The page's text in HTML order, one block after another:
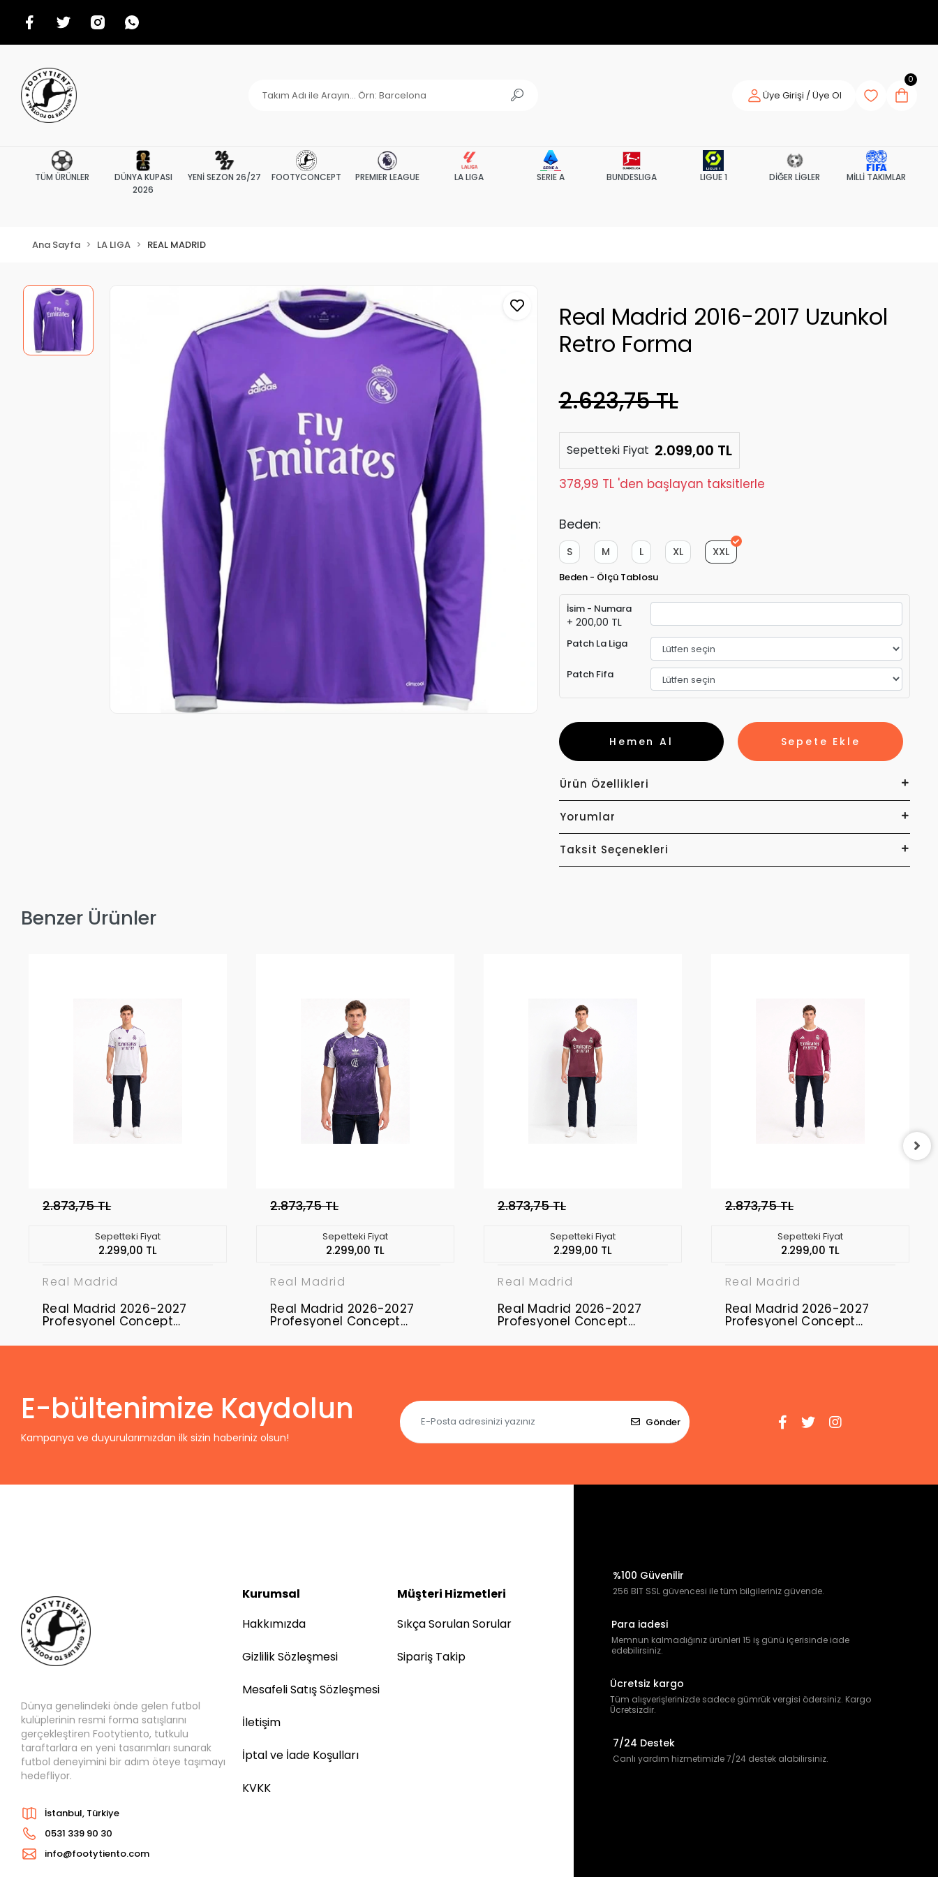
Üye Girişi / Üye Ol
0
TÜM ÜRÜNLER
DÜNYA KUPASI
2026
YENİ SEZON 26/27 FOOTYCONCEPT PREMIER LEAGUE LA LIGA SERIE A BUNDESLIGA LIGUE 1 DİĞER LİGLER MİLLİ TAKIMLAR
Ana Sayfa LA LIGA REAL MADRID
Real Madrid 2016-2017 Uzunkol
Retro Forma
2.623,75 TL
Sepetteki Fiyat 2.099,00 TL
378,99 TL 'den başlayan taksitlerle
Beden:
XXL
XL
L
M
S
Beden - Ölçü Tablosu
İsim - Numara
+ 200,00 TL
Patch La Liga
Patch Fifa
Sepete Ekle
Hemen Al
Ürün Özellikleri
Yorumlar
Taksit Seçenekleri
Benzer Ürünler
2.873,75 TL
Sepetteki Fiyat
2.299,00 TL
Real Madrid
Real Madrid 2026-2027
Profesyonel Concept
2.873,75 TL
Sepetteki Fiyat
2.299,00 TL
Real Madrid
Real Madrid 2026-2027
Profesyonel Concept
2.873,75 TL
Sepetteki Fiyat
2.299,00 TL
Real Madrid
Real Madrid 2026-2027
Profesyonel Concept
2.873,75 TL
Sepetteki Fiyat
2.299,00 TL
Real Madrid
Real Madrid 2026-2027
Profesyonel Concept
E-bültenimize Kaydolun
Kampanya ve duyurularımızdan ilk sizin haberiniz olsun!
Gönder
Dünya genelindeki önde gelen futbol
kulüplerinin resmi forma satışlarını
gerçekleştiren Footytiento, tutkulu
taraftarlara en yeni tasarımları sunarak
futbol deneyimini bir adım öteye taşımayı
hedefliyor.
İstanbul, Türkiye
0531 339 90 30
info@footytiento.com
Kurumsal
Hakkımızda
Gizlilik Sözleşmesi
Mesafeli Satış Sözleşmesi
İletişim
İptal ve İade Koşulları
KVKK
Müşteri Hizmetleri
Sıkça Sorulan Sorular
Sipariş Takip
%100 Güvenilir
256 BIT SSL güvencesi ile tüm bilgileriniz güvende.
Para iadesi
Memnun kalmadığınız ürünleri 15 iş günü içerisinde iade
edebilirsiniz.
Ücretsiz kargo
Tüm alışverişlerinizde sadece gümrük vergisi ödersiniz. Kargo
Ücretsizdir.
7/24 Destek
Canlı yardım hizmetimizle 7/24 destek alabilirsiniz.